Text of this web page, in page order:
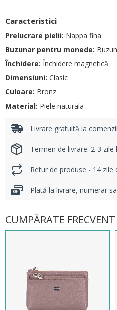
Caracteristici
Prelucrare pielii: Nappa fina
Buzunar pentru monede:
Închidere: Închidere magnetică
Dimensiuni: Clasic
Culoare: Bronz
Material: Piele naturala
Livrare gratuită la
Termen de livrare: 2-3 zile
Retur de produse - 14
Plată la livrare, numerar
CUMPĂRATE